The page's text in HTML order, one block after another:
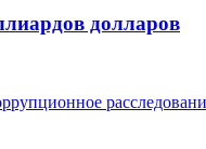
долларов